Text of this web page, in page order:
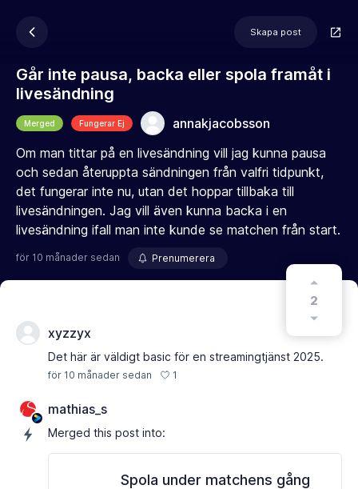
Skapa post
Går inte pausa, backa eller spola framåt i
livesändning
Merged Fungerar Ej
annakjacobsson
Om man tittar på en livesändning vill jag kunna pausa
och sedan återuppta sändningen från valfri tidpunkt,
det fungerar inte nu, utan det hoppar tillbaka till
livesändningen. Jag vill även kunna backa i en
livesändning ifall man inte kunde se matchen från start.
för 10 månader sedan Prenumerera
2
xyzzyx
Det här är väldigt basic för en streamingtjänst 2025.
för 10 månader sedan 1
mathias_s
Merged this post into:
Spola under matchens gång